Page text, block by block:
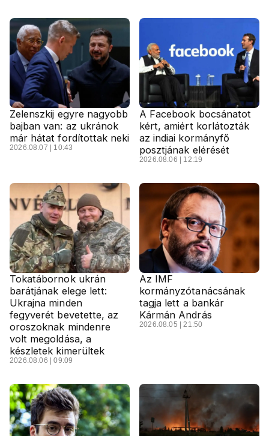
Zelenszkij egyre nagyobb
bajban van: az ukránok
már hátat fordítottak neki
2026.08.07 | 10:43
A Facebook bocsánatot
kért, amiért korlátozták
az indiai kormányfő
posztjának elérését
2026.08.06 | 12:19
Tokatábornok ukrán
barátjának elege lett:
Ukrajna minden
fegyverét bevetette, az
oroszoknak mindenre
volt megoldása, a
készletek kimerültek
2026.08.06 | 09:09
Az IMF
kormányzótanácsának
tagja lett a bankár
Kármán András
2026.08.05 | 21:50